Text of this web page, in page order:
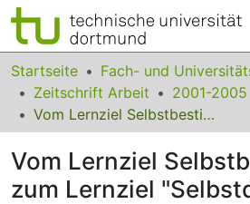
Bereiche & Sammlungen
Das gesamte Repositorium
Startseite
Zeitschrift Arbeit
2001-2005
Vom Lernziel Selbstbestimmung zum Lernziel "Selbstdressur"?
Vom Lernziel
zum Lernziel